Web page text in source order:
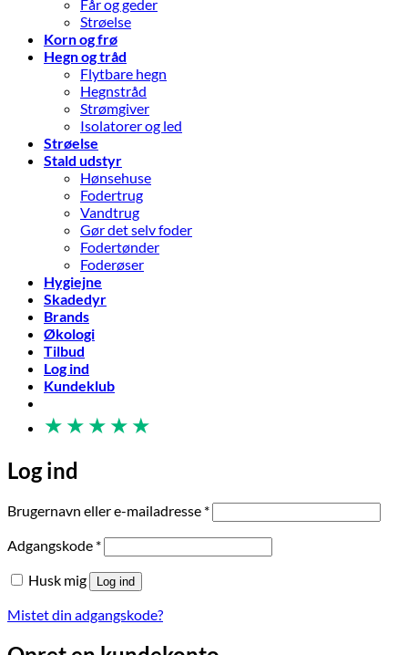
Får og geder
Strøelse
Korn og frø
Hegn og tråd
Flytbare hegn
Hegnstråd
Strømgiver
Isolatorer og led
Strøelse
Stald udstyr
Hønsehuse
Fodertrug
Vandtrug
Gør det selv foder
Fodertønder
Foderøser
Hygiejne
Skadedyr
Brands
Økologi
Tilbud
Log ind
Kundeklub
★ ★ ★ ★ ★
Log ind
Brugernavn eller e-mailadresse *Påkrævet
Adgangskode *Påkrævet
Husk mig Log ind
Mistet din adgangskode?